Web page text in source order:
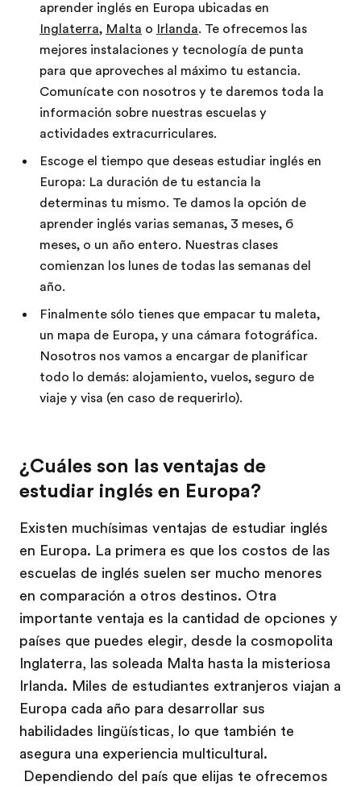
aprender inglés en Europa ubicadas en
Inglaterra, Malta o Irlanda. Te ofrecemos las
mejores instalaciones y tecnología de punta
para que aproveches al máximo tu estancia.
Comunícate con nosotros y te daremos toda la
información sobre nuestras escuelas y
actividades extracurriculares.
Escoge el tiempo que deseas estudiar inglés en
Europa: La duración de tu estancia la
determinas tu mismo. Te damos la opción de
aprender inglés varias semanas, 3 meses, 6
meses, o un año entero. Nuestras clases
comienzan los lunes de todas las semanas del
año.
Finalmente sólo tienes que empacar tu maleta,
un mapa de Europa, y una cámara fotográfica.
Nosotros nos vamos a encargar de planificar
todo lo demás: alojamiento, vuelos, seguro de
viaje y visa (en caso de requerirlo).
¿Cuáles son las ventajas de
estudiar inglés en Europa?
Existen muchísimas ventajas de estudiar inglés
en Europa. La primera es que los costos de las
escuelas de inglés suelen ser mucho menores
en comparación a otros destinos. Otra
importante ventaja es la cantidad de opciones y
países que puedes elegir, desde la cosmopolita
Inglaterra, las soleada Malta hasta la misteriosa
Irlanda. Miles de estudiantes extranjeros viajan a
Europa cada año para desarrollar sus
habilidades lingüísticas, lo que también te
asegura una experiencia multicultural.
Dependiendo del país que elijas te ofrecemos